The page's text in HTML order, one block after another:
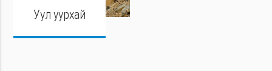
Уул уурхай